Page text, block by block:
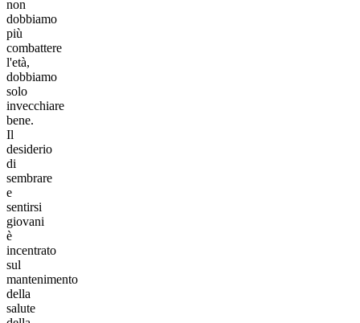
non
dobbiamo
più
combattere
l'età,
dobbiamo
solo
invecchiare
bene.
Il
desiderio
di
sembrare
e
sentirsi
giovani
è
incentrato
sul
mantenimento
della
salute